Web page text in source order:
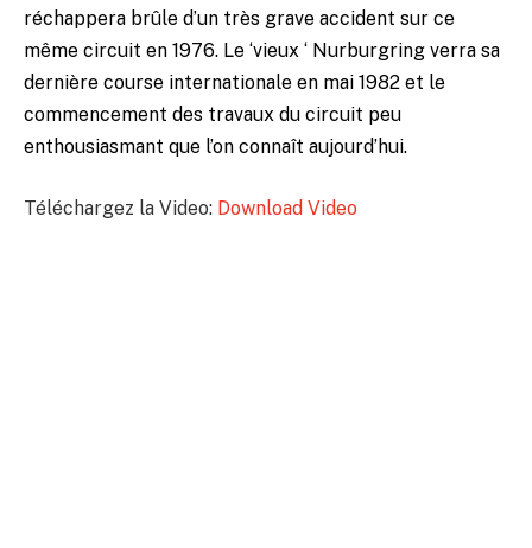
réchappera brûle d’un très grave accident sur ce
même circuit en 1976. Le ‘vieux ‘ Nurburgring verra sa
dernière course internationale en mai 1982 et le
commencement des travaux du circuit peu
enthousiasmant que l’on connaît aujourd’hui.
Téléchargez la Video: Download Video